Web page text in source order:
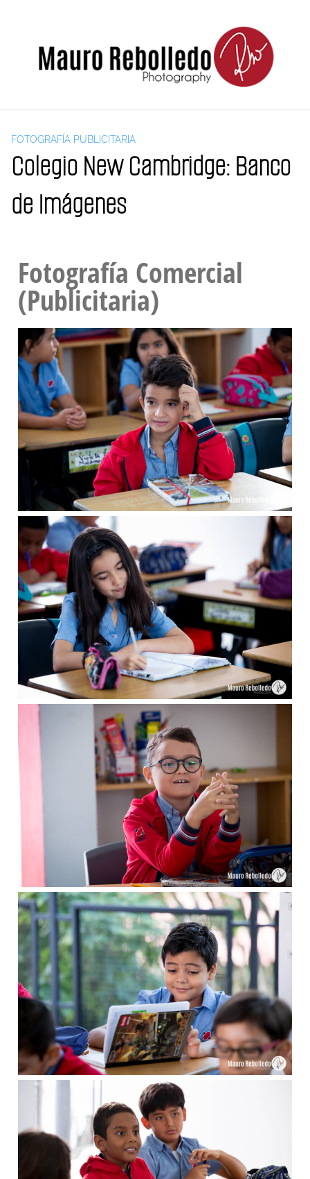
FOTOGRAFÍA PUBLICITARIA
Colegio New Cambridge: Banco
de Imágenes
Fotografía Comercial
(Publicitaria)